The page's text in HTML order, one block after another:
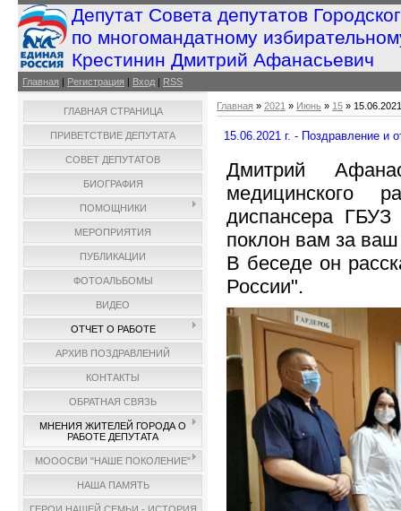
Депутат Совета депутатов
по многомандатному
Крестинин Дмитрий Афанасьевич
Главная | Регистрация | Вход | RSS
ГЛАВНАЯ СТРАНИЦА
ПРИВЕТСТВИЕ ДЕПУТАТА
СОВЕТ ДЕПУТАТОВ
БИОГРАФИЯ
ПОМОЩНИКИ
МЕРОПРИЯТИЯ
ПУБЛИКАЦИИ
ФОТОАЛЬБОМЫ
ВИДЕО
ОТЧЕТ О РАБОТЕ
АРХИВ ПОЗДРАВЛЕНИЙ
КОНТАКТЫ
ОБРАТНАЯ СВЯЗЬ
МНЕНИЯ ЖИТЕЛЕЙ ГОРОДА О
РАБОТЕ ДЕПУТАТА
МОООСВИ "НАШЕ ПОКОЛЕНИЕ"
НАША ПАМЯТЬ
Главная » 2021 » Июнь » 15 »
15.06.2021 г. - Поздравление и
Дмитрий
медицинского
диспансера
поклон вам за ваш
В беседе он
России".